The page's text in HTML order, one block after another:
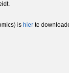
is hier te